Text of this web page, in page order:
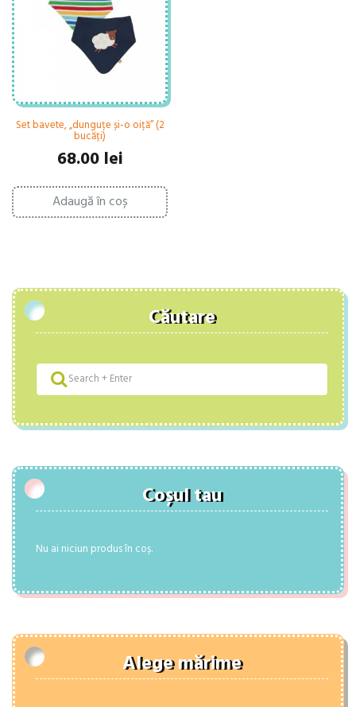
Set bavete, „dunguțe și-o oiță” (2
bucăți)
68.00 lei
Adaugă în coș
Căutare
Coșul tau
Nu ai niciun produs în coș.
Alege mărime